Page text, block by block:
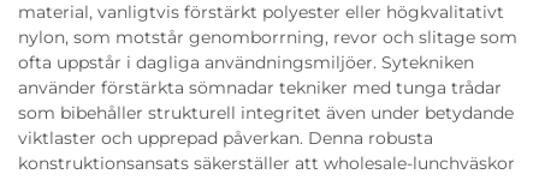
material, vanligtvis förstärkt polyester eller högkvalitativt
nylon, som motstår genomborrning, revor och slitage som
ofta uppstår i dagliga användningsmiljöer. Sytekniken
använder förstärkta sömnadar tekniker med tunga trådar
som bibehåller strukturell integritet även under betydande
viktlaster och upprepad påverkan. Denna robusta
konstruktionsansats säkerställer att wholesale-lunchväskor